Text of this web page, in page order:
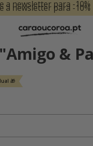
a newsletter para -10%
a newsletter para -10%
&
🎁